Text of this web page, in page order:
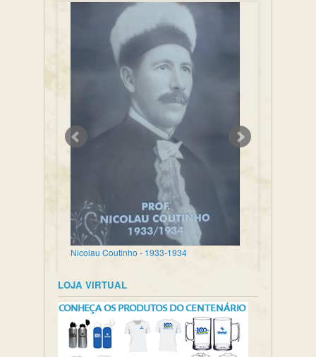
Nicolau Coutinho - 1933-1934
LOJA VIRTUAL